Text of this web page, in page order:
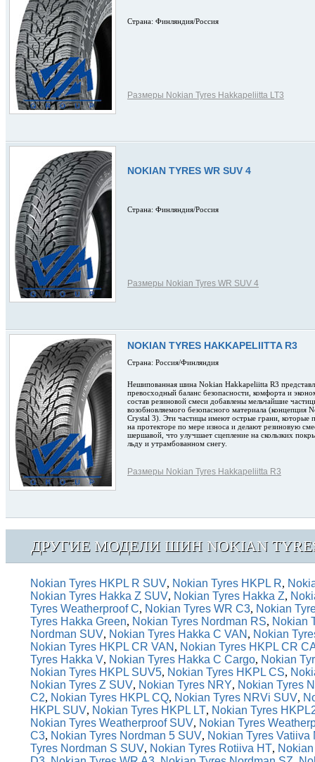
Страна: Финляндия/Россия
Размеры Nokian Tyres Hakkapeliitta LT3
NOKIAN TYRES WR SUV 4
Страна: Финляндия/Россия
Размеры Nokian Tyres WR SUV 4
NOKIAN TYRES HAKKAPELIITTA R3
Страна: Россия/Финляндия
Нешипованная шина Nokian Hakkapeliitta R3
превосходный баланс безопасности, комфорта и
состав резиновой смеси добавлены мельчайшие
возобновляемого безопасного материала (концепция
Crystal 3). Эти частицы имеют острые грани, которые
на протекторе по мере износа и делают резиновую
шершавой, что улучшает сцепление на скользких
льду и утрамбованном снегу.
Размеры Nokian Tyres Hakkapeliitta R3
ДРУГИЕ МОДЕЛИ ШИН NOKIAN
Nokian Tyres HKPL R SUV, Nokian Tyres HKPL R,
Nokian Tyres Hakka Z SUV, Nokian Tyres Hakka Z,
Tyres Weatherproof C, Nokian Tyres WR C3, Nokian
Tyres Hakka Green, Nokian Tyres Nordman RS, Nokian
Nordman SUV, Nokian Tyres Hakka C VAN , Nokian
Nokian Tyres HKPL CR VAN , Nokian Tyres HKPL CR
Tyres Hakka V, Nokian Tyres Hakka C Cargo, Nokian
Nokian Tyres HKPL SUV5, Nokian Tyres HKPL CS,
Nokian Tyres Z SUV, Nokian Tyres NRY, Nokian Tyres
C2, Nokian Tyres HKPL CQ, Nokian Tyres NRVi SUV,
HKPL SUV, Nokian Tyres HKPL LT, Nokian Tyres
Nokian Tyres Weatherproof SUV, Nokian Tyres
C3, Nokian Tyres Nordman 5 SUV, Nokian Tyres Vatiiva
Tyres Nordman S SUV, Nokian Tyres Rotiiva HT,